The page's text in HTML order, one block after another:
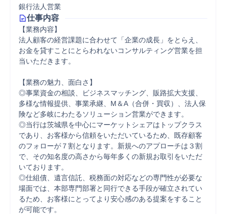
銀行法人営業
仕事内容
【業務内容】
法人顧客の経営課題に合わせて「企業の成長」をとらえ、
お金を貸すことにとらわれないコンサルティング営業を担
当いただきます。
【業務の魅力、面白さ】
◎事業資金の相談、ビジネスマッチング、販路拡大支援、
多様な情報提供、事業承継、M＆A（合併・買収）、法人保
険など多岐にわたるソリューション営業ができます。
◎当行は茨城県を中心にマーケットシェアはトップクラス
であり、お客様から信頼をいただいているため、既存顧客
のフォローが７割となります。新規へのアプローチは３割
で、その知名度の高さから毎年多くの新規お取引をいただ
いております。
◎仕組債、遺言信託、税務面の対応などの専門性が必要な
場面では、本部専門部署と同行できる手段が確立されてい
るため、お客様にとってより安心感のある提案をすること
が可能です。